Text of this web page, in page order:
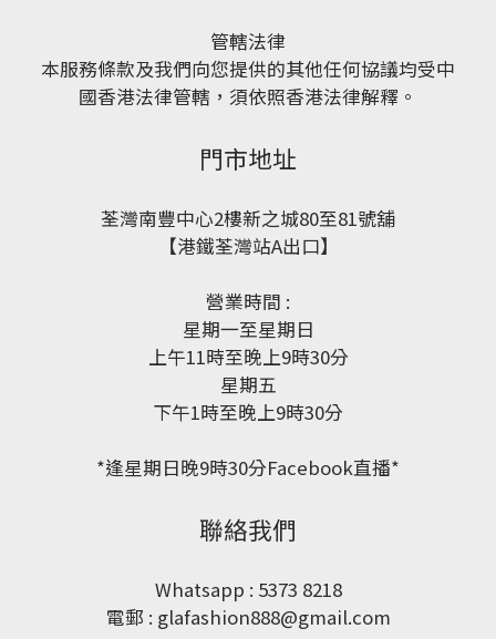
管轄法律
本服務條款及我們向您提供的其他任何協議均受中
國香港法律管轄，須依照香港法律解釋。
門市地址
荃灣南豐中心2樓新之城80至81號舖
【港鐵荃灣站A出口】
營業時間 :
星期一至星期日
上午11時至晚上9時30分
星期五
下午1時至晚上9時30分
*逢星期日晚9時30分Facebook直播*
聯絡我們
Whatsapp : 5373 8218
電郵 : glafashion888@gmail.com